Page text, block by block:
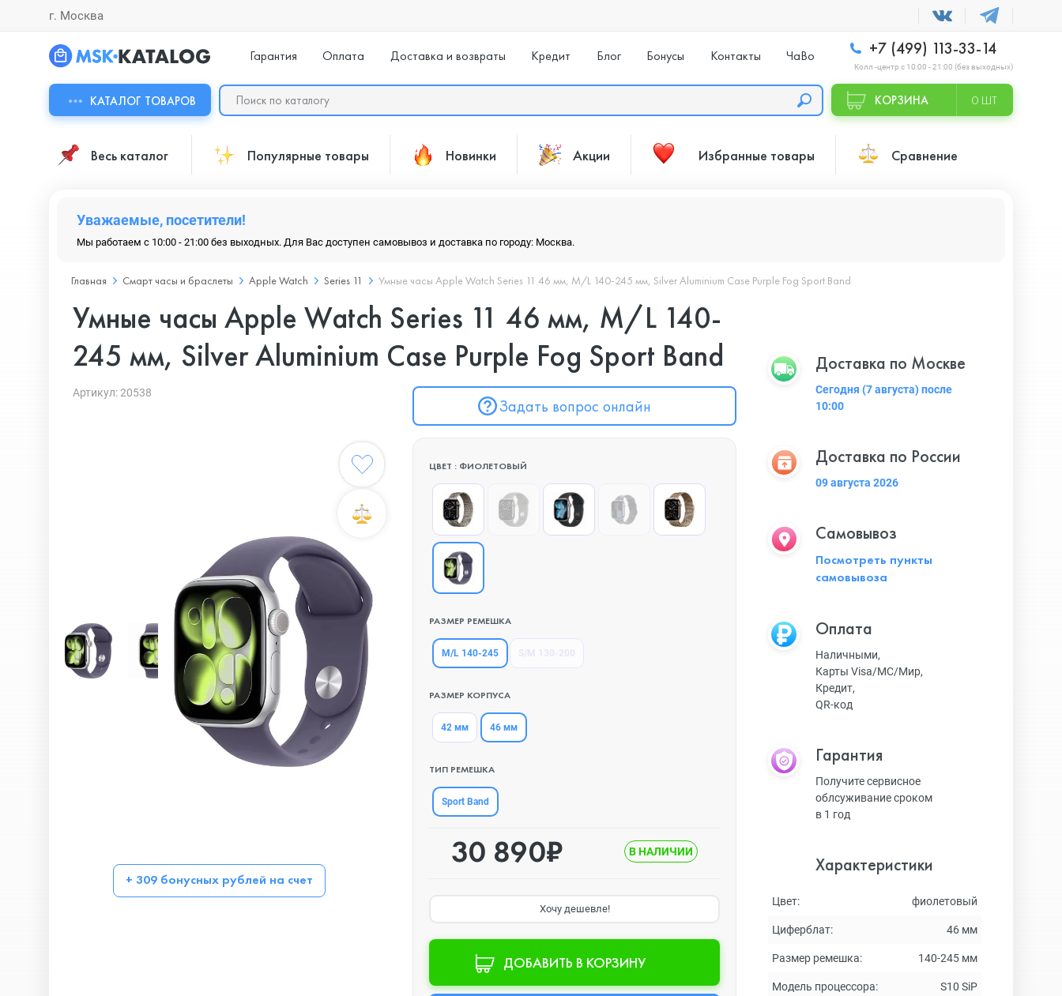
г. Москва
Гарантия Оплата Доставка и возвраты Кредит Блог Бонусы Контакты ЧаВо +7 (499) 113-33-14
Колл -центр с 10:00 - 21:00 (без выходных)
КАТАЛОГ ТОВАРОВ КОРЗИНА 0 ШТ
Весь каталог Популярные товары Новинки Акции Избранные товары Сравнение
Уважаемые, посетители!
Мы работаем с 10:00 - 21:00 без выходных. Для Вас доступен самовывоз и доставка по городу: Москва.
Главная Смарт часы и браслеты Apple Watch Series 11 Умные часы Apple Watch Series 11 46 мм, M/L 140-245 мм, Silver Aluminium Case Purple Fog Sport Band
Умные часы Apple Watch Series 11 46 мм, M/L 140-
245 мм, Silver Aluminium Case Purple Fog Sport Band
Артикул: 20538
Задать вопрос онлайн
+ 309 бонусных рублей на счет
ЦВЕТ : ФИОЛЕТОВЫЙ
РАЗМЕР РЕМЕШКА
M/L 140-245
РАЗМЕР КОРПУСА
42 мм 46 мм
ТИП РЕМЕШКА
Sport Band
30 890₽ В НАЛИЧИИ
Хочу дешевле!
ДОБАВИТЬ В КОРЗИНУ
Доставка по Москве
Сегодня (7 августа) после
10:00
Доставка по России
09 августа 2026
Самовывоз
Посмотреть пункты
самовывоза
Оплата
Наличными,
Карты Visa/MC/Мир,
Кредит,
QR-код
Гарантия
Получите сервисное
облсуживание сроком
в 1 год
Характеристики
Цвет: фиолетовый
Циферблат: 46 мм
Размер ремешка: 140-245 мм
Модель процессора: S10 SiP